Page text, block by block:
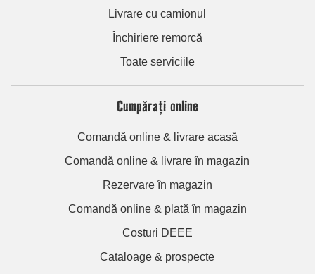
Livrare cu camionul
Închiriere remorcă
Toate serviciile
Cumpărați online
Comandă online & livrare acasă
Comandă online & livrare în magazin
Rezervare în magazin
Comandă online & plată în magazin
Costuri DEEE
Cataloage & prospecte